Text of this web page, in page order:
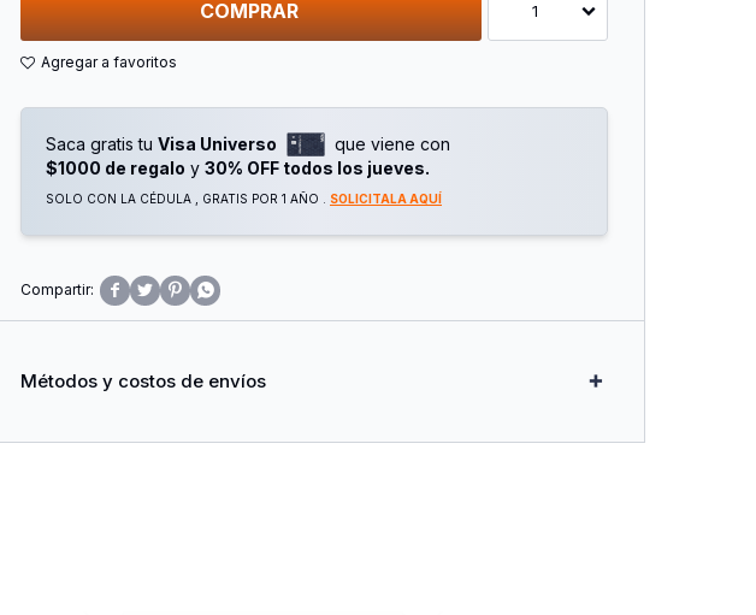
COMPRAR 1
Saca gratis tu Visa Universo
que viene con
$1000 de regalo y 30% OFF todos los jueves.
SOLO CON LA CÉDULA , GRATIS POR 1 AÑO . SOLICITALA AQUÍ
   
Métodos y costos de envíos